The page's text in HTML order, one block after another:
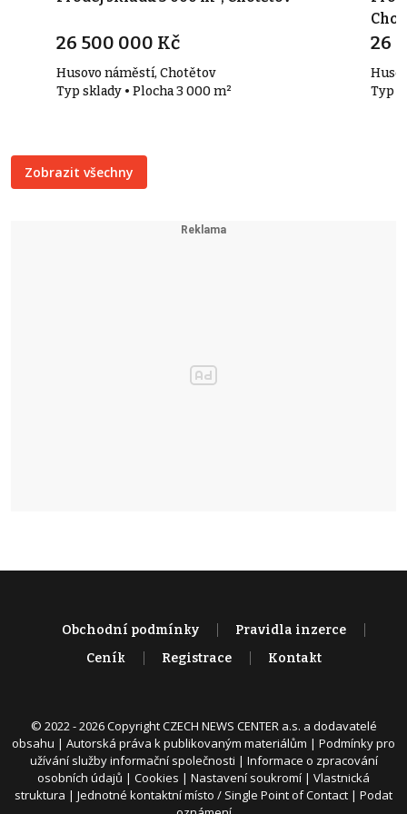
26 500 000 Kč
Husovo náměstí, Chotětov
Typ sklady • Plocha 3 000 m²
26
Typ
Zobrazit všechny
Obchodní podmínky
Pravidla inzerce
Ceník
Registrace Kontakt
© 2022 - 2026 Copyright CZECH NEWS CENTER a.s. a dodavatelé
obsahu | Autorská práva k publikovaným materiálům | Podmínky pro
užívání služby informační společnosti | Informace o zpracování
osobních údajů | Cookies | Nastavení soukromí | Vlastnická
struktura | Jednotné kontaktní místo / Single Point of Contact | Podat